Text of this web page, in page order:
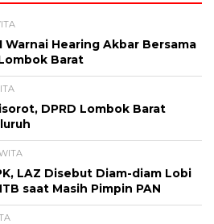
Warnai Hearing Akbar Bersama
Barat
DPRD Lombok Barat
LAZ Disebut Diam-diam Lobi
saat Masih Pimpin PAN